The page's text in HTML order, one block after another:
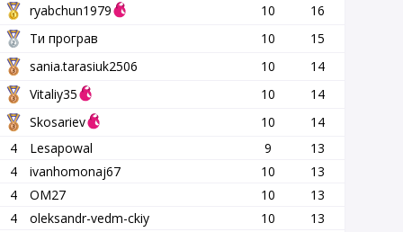
ryabchun1979 10
16
Ти програв
10
15
sania.tarasiuk2506
10
14
Vitaliy35
10
14
Skosariev
10
14
4
Lesapowal 9
13
4
ivanhomonaj67 10
13
4
OM27 10
13
4
oleksandr-vedm-ckiy 10
13